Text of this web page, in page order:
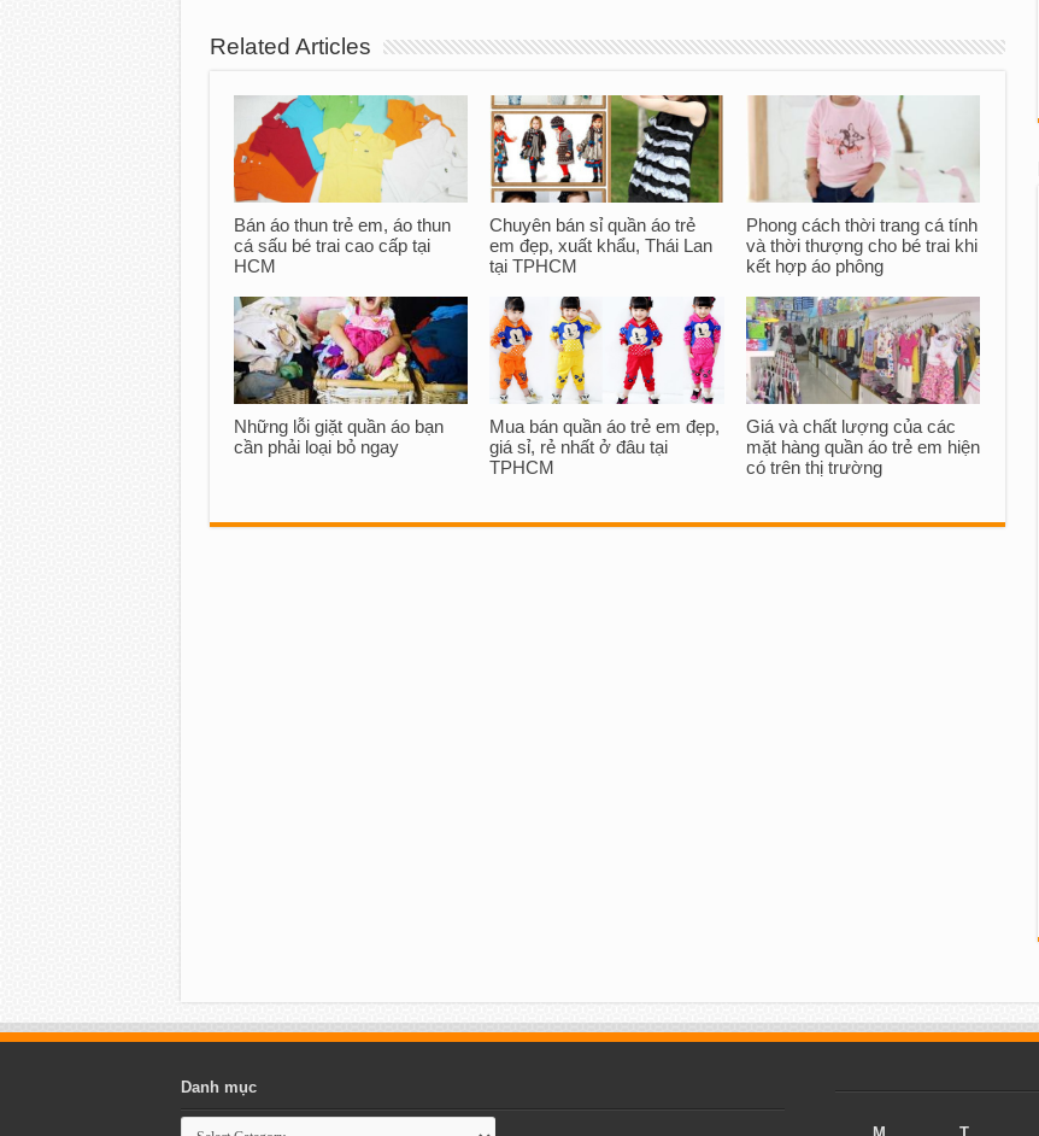
Related Articles
Bán áo thun trẻ em, áo thun
cá sấu bé trai cao cấp tại
HCM
Chuyên bán sỉ quần áo trẻ
em đẹp, xuất khẩu, Thái Lan
tại TPHCM
Phong cách thời trang cá tính
và thời thượng cho bé trai khi
kết hợp áo phông
Những lỗi giặt quần áo bạn
cần phải loại bỏ ngay
Mua bán quần áo trẻ em đẹp,
giá sỉ, rẻ nhất ở đâu tại
TPHCM
Giá và chất lượng của các
mặt hàng quần áo trẻ em hiện
có trên thị trường
Danh mục
Danh